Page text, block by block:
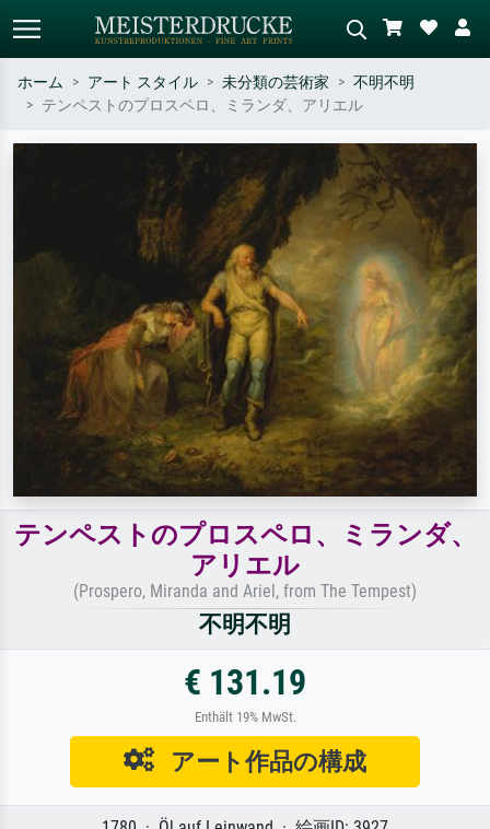
作家名・作品名・スタイルで検索
– 例：モネ、星月夜、印象派、北
斎の波、ヌード。
シーンを説明してください – 例：
緑の草原、赤の多い抽象画、暗い
油絵、木のそばの立ち姿のヌー
ド。
ホーム アート スタイル 未分類の芸術家
不明不明
テンペストのプロスペロ、ミランダ、アリエル
テンペストのプロスペロ、ミランダ、
アリエル
(Prospero, Miranda and Ariel, from The Tempest)
不明不明
€ 131.19
Enthält 19% MwSt.
アート作品の構成